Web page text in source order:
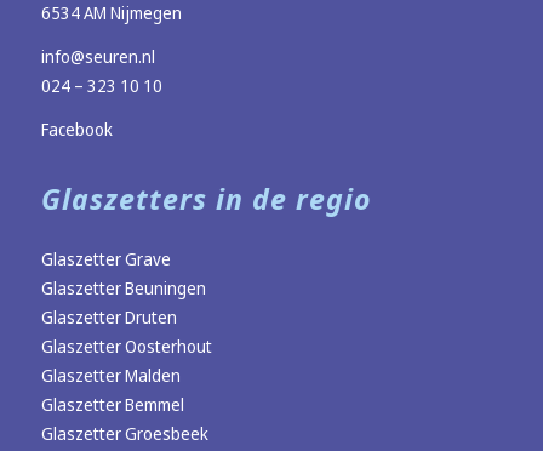
6534 AM Nijmegen
info@seuren.nl
024 – 323 10 10
Facebook
Glaszetters in de regio
Glaszetter Grave
Glaszetter Beuningen
Glaszetter Druten
Glaszetter Oosterhout
Glaszetter Malden
Glaszetter Bemmel
Glaszetter Groesbeek